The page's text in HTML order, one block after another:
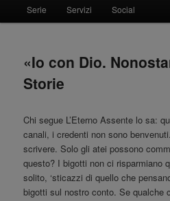
al
principale
Serie Servizi Social
«Io con Dio.
Storie
Chi segue L’Eterno Assente lo sa:
canali, i credenti non sono
scrivere. Solo gli atei possono
questo? I bigotti non ci risparmiano
solito, ‘sticazzi di quello che
bigotti sul nostro conto. Se qualche